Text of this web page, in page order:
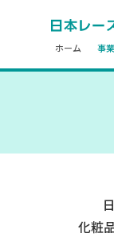
ホーム 事
化粧